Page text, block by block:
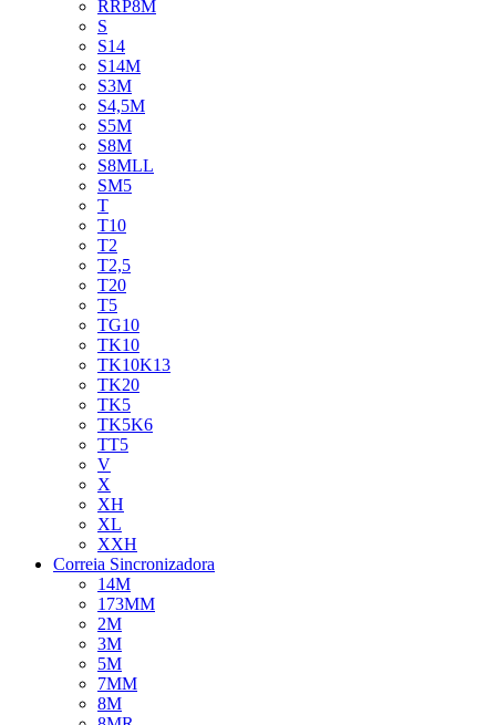
RRP8M
S
S14
S14M
S3M
S4,5M
S5M
S8M
S8MLL
SM5
T
T10
T2
T2,5
T20
T5
TG10
TK10
TK10K13
TK20
TK5
TK5K6
TT5
V
X
XH
XL
XXH
Correia Sincronizadora
14M
173MM
2M
3M
5M
7MM
8M